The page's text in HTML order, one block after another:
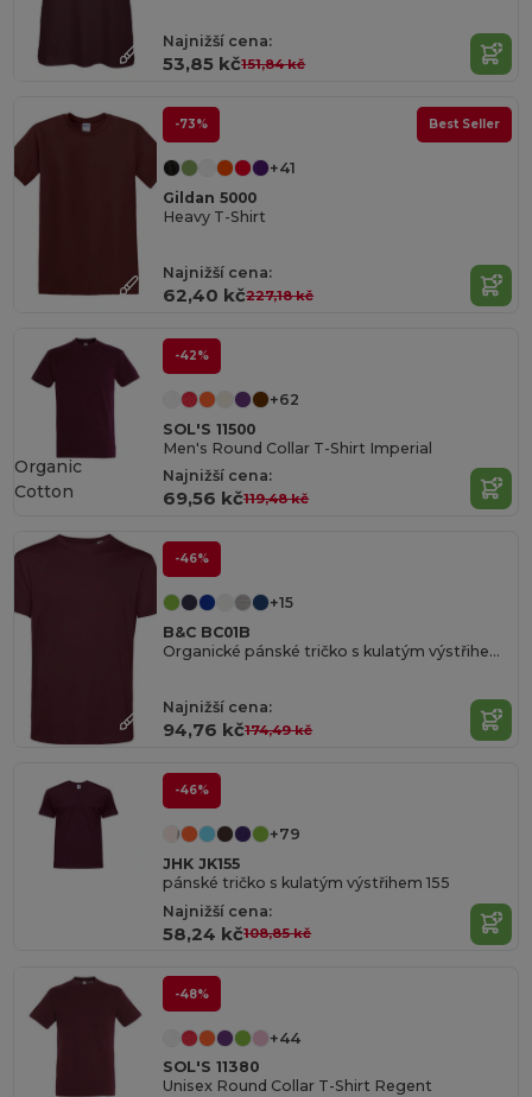
Najnižší cena:
53,85 kč151,84 kč
-73% Best Seller
+41
Gildan 5000
Heavy T-Shirt
Najnižší cena:
62,40 kč227,18 kč
-42%
+62
SOL'S 11500
Men's Round Collar T-Shirt Imperial
Najnižší cena:
69,56 kč119,48 kč
Organic
Cotton
-46%
+15
B&C BC01B
Organické pánské tričko s kulatým výstřihem 150
Najnižší cena:
94,76 kč174,49 kč
-46%
+79
JHK JK155
pánské tričko s kulatým výstřihem 155
Najnižší cena:
58,24 kč108,85 kč
-48%
+44
SOL'S 11380
Unisex Round Collar T-Shirt Regent